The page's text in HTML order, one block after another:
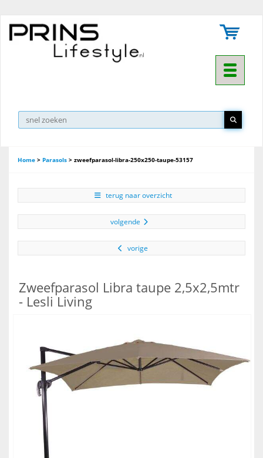
Toggle
Home > Parasols > zweefparasol-libra-250x250-taupe-53157
terug naar overzicht
volgende
vorige
Zweefparasol Libra taupe 2,5x2,5mtr
- Lesli Living